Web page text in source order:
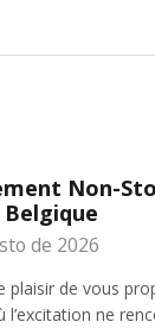
Non-
Belgique
de 2026
plaisir de vous
l’excitation ne